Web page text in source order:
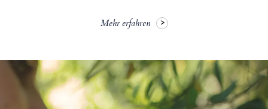
Mehr erfahren